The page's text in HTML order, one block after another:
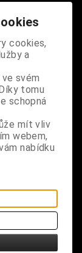
tato
svatý
šalvěje
nových
cookies,
a
svém
tomu
schopná
mít vliv
webem,
nabídku